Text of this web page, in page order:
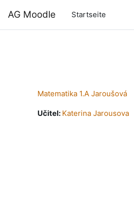
AG Moodle Startseite
Matematika 1.A Jaroušová
Učitel: Katerina Jarousova